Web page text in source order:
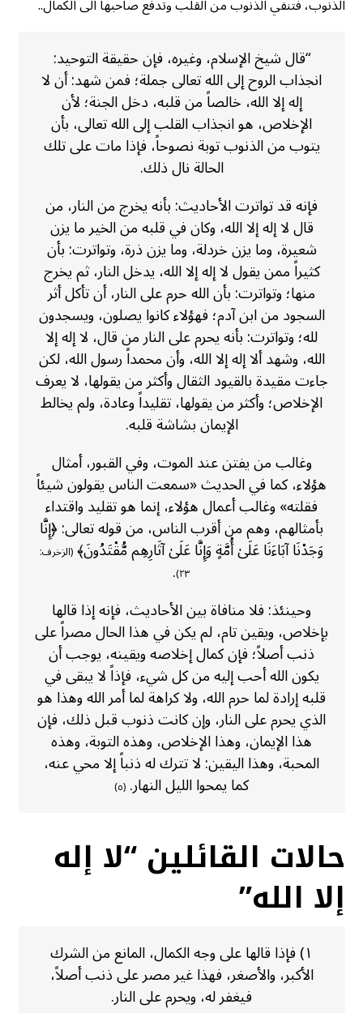
“قال شيخ الإسلام، وغيره، فإن حقيقة التوحيد:
انجذاب الروح إلى الله تعالى جملة؛ فمن شهد: أن لا
إله إلا الله، خالصاً من قلبه، دخل الجنة؛ لأن
الإخلاص، هو انجذاب القلب إلى الله تعالى، بأن
يتوب من الذنوب توبة نصوحاً، فإذا مات على تلك
الحالة نال ذلك.
فإنه قد تواترت الأحاديث: بأنه يخرج من النار، من
قال لا إله إلا الله، وكان في قلبه من الخير ما يزن
شعيرة، وما يزن خردلة، وما يزن ذرة، وتواترت: بأن
كثيراً ممن يقول لا إله إلا الله، يدخل النار، ثم يخرج
منها؛ وتواترت: بأن الله حرم على النار، أن تأكل أثر
السجود من ابن آدم؛ فهؤلاء كانوا يصلون، ويسجدون
لله؛ وتواترت: بأنه يحرم على النار من قال، لا إله إلا
الله، وشهد ألا إله إلا الله، وأن محمداً رسول الله، لكن
جاءت مقيدة بالقيود الثقال وأكثر من يقولها، لا يعرف
الإخلاص؛ وأكثر من يقولها، تقليداً وعادة، ولم يخالط
الإيمان بشاشة قلبه.
وغالب من يفتن عند الموت، وفي القبور، أمثال
هؤلاء، كما في الحديث «سمعت الناس يقولون شيئاً
فقلته» وغالب أعمال هؤلاء، إنما هو تقليد واقتداء
بأمثالهم، وهم من أقرب الناس، من قوله تعالى: ﴿إِنَّا
وَجَدْنَا آبَاءَنَا عَلَىٰ أُمَّةٍ وَإِنَّا عَلَىٰ آثَارِهِم مُّقْتَدُونَ﴾ (الزخرف:
٢٣) .
وحينئذ: فلا منافاة بين الأحاديث، فإنه إذا قالها
بإخلاص، ويقين تام، لم يكن في هذا الحال مصراً على
ذنب أصلاً؛ فإن كمال إخلاصه ويقينه، يوجب أن
يكون الله أحب إليه من كل شيء، فإذاً لا يبقى في
قلبه إرادة لما حرم الله، ولا كراهة لما أمر الله وهذا هو
الذي يحرم على النار، وإن كانت ذنوب قبل ذلك، فإن
هذا الإيمان، وهذا الإخلاص، وهذه التوبة، وهذه
المحبة، وهذا اليقين: لا تترك له ذنباً إلا محي عنه،
كما يمحوا الليل النهار. (٥)
حالات القائلين “لا إله
إلا الله”
١) فإذا قالها على وجه الكمال، المانع من الشرك
الأكبر، والأصغر، فهذا غير مصر على ذنب أصلاً،
فيغفر له، ويحرم على النار.